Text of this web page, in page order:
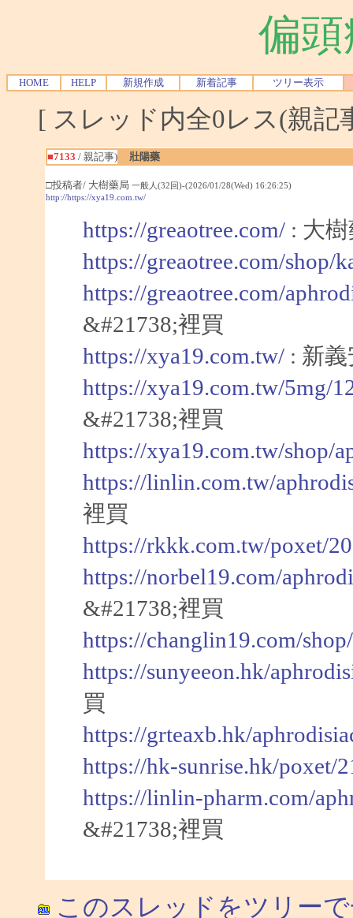
偏
HOME HELP 新規作成 新着記事 ツリー表示
[ スレッド内全0レス(親
■7133 / 親記事) 壯陽藥
□投稿者/ 大樹藥局 一般人(32回)-(2026/01/28(Wed) 16:26:25)
http://https://xya19.com.tw/
https://greaotree.com/: 大樹
https://greaotree.com/shop/
https://greaotree.com/
&#21738;裡買
https://xya19.com.tw/: 新義
https://xya19.com.tw/5mg/
&#21738;裡買
https://xya19.com.tw/shop/
https://linlin.com.tw/
裡買
https://rkkk.com.tw/poxet/
https://norbel19.com/
&#21738;裡買
https://changlin19.com/
https://sunyeeon.hk/
買
https://grteaxb.hk/
https://hk-sunrise.hk/poxet/
https://linlin-pharm.com/
&#21738;裡買
このスレッドをツリー